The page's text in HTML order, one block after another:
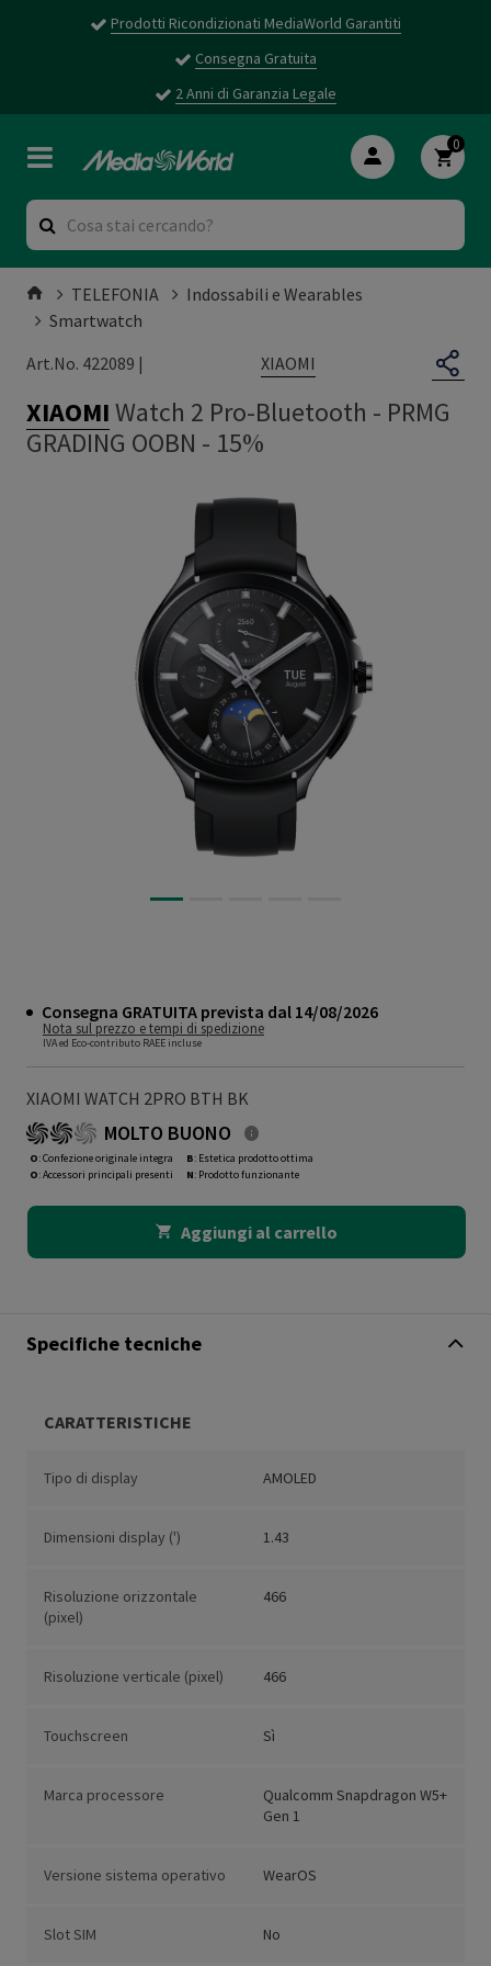
Prodotti Ricondizionati MediaWorld Garantiti
Consegna Gratuita
2 Anni di Garanzia Legale
0
TELEFONIA
Indossabili e Wearables
Smartwatch
Art.No. 422089 |
XIAOMI
XIAOMIWatch 2 Pro-Bluetooth - PRMG
GRADING OOBN - 15%
Consegna GRATUITA prevista dal 14/08/2026
Nota sul prezzo e tempi di spedizione
IVA ed Eco-contributo RAEE incluse
XIAOMI WATCH 2PRO BTH BK
MOLTO BUONO
O: Confezione originale integra
O: Accessori principali presenti
B: Estetica prodotto ottima
N: Prodotto funzionante
Aggiungi al carrello
Specifiche tecniche
CARATTERISTICHE
Tipo di display AMOLED
Dimensioni display (') 1.43
Risoluzione orizzontale
(pixel)
466
Risoluzione verticale (pixel) 466
Touchscreen Sì
Marca processore
Qualcomm Snapdragon W5+
Gen 1
Versione sistema operativo WearOS
Slot SIM No